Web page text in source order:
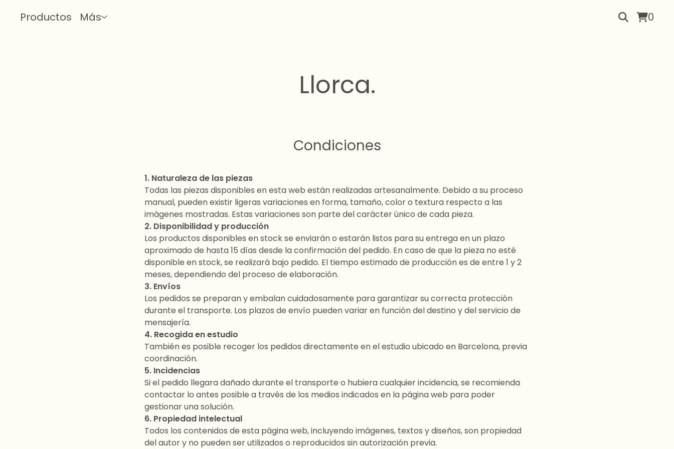
Productos Más 0
Llorca.
Condiciones
1. Naturaleza de las piezas
Todas las piezas disponibles en esta web están realizadas artesanalmente. Debido a su proceso
manual, pueden existir ligeras variaciones en forma, tamaño, color o textura respecto a las
imágenes mostradas. Estas variaciones son parte del carácter único de cada pieza.
2. Disponibilidad y producción
Los productos disponibles enstockse enviarán o estarán listos para su entrega en un plazo
aproximado de hasta 15 días desde la confirmación del pedido. En caso de que la pieza no esté
disponible en stock, se realizará bajo pedido. El tiempo estimado de producción es de entre 1 y 2
meses, dependiendo del proceso de elaboración.
3. Envíos
Los pedidos se preparan y embalan cuidadosamente para garantizar su correcta protección
durante el transporte. Los plazos de envío pueden variar en función del destino y del servicio de
mensajería.
4. Recogida en estudio
También es posible recoger los pedidos directamente en elestudio ubicado en Barcelona, previa
coordinación.
5. Incidencias
Si el pedido llegara dañado durante el transporte o hubiera cualquier incidencia, se recomienda
contactar lo antes posible a través de los medios indicados en la página web para poder
gestionar una solución.
6. Propiedad intelectual
Todos los contenidos de esta página web, incluyendo imágenes, textos y diseños, son propiedad
del autor y no pueden ser utilizados o reproducidos sin autorización previa.